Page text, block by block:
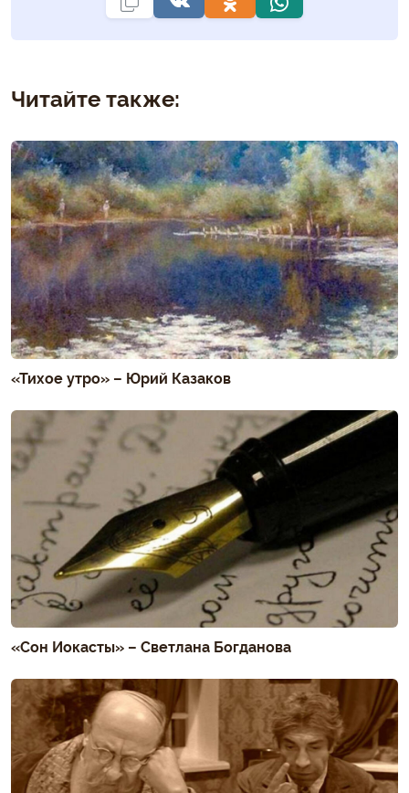
Читайте также:
«Тихое утро» – Юрий Казаков
«Сон Иокасты» – Светлана Богданова